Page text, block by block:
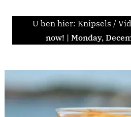
U ben hier: Knipsels /
now! | Monday,